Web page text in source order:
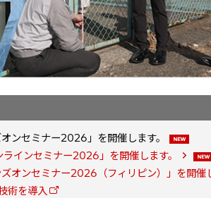
セミナー2026」を開催します。
ンセミナー2026」を開催します。
ンセミナー2026（フィリピン）」を開催
術を導入